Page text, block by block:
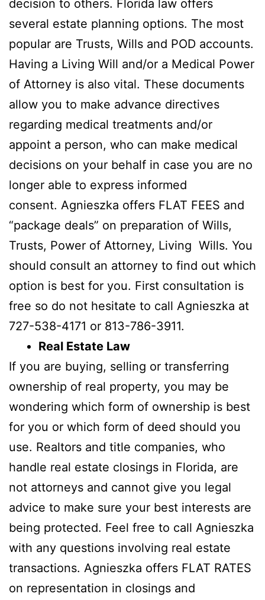
decision to others. Florida law offers
several estate planning options. The most
popular are Trusts, Wills and POD accounts.
Having a Living Will and/or a Medical Power
of Attorney is also vital. These documents
allow you to make advance directives
regarding medical treatments and/or
appoint a person, who can make medical
decisions on your behalf in case you are no
longer able to express informed
consent. Agnieszka offers FLAT FEES and
“package deals” on preparation of Wills,
Trusts, Power of Attorney, Living Wills. You
should consult an attorney to find out which
option is best for you. First consultation is
free so do not hesitate to call Agnieszka at
727-538-4171 or 813-786-3911.
Real Estate Law
If you are buying, selling or transferring
ownership of real property, you may be
wondering which form of ownership is best
for you or which form of deed should you
use. Realtors and title companies, who
handle real estate closings in Florida, are
not attorneys and cannot give you legal
advice to make sure your best interests are
being protected. Feel free to call Agnieszka
with any questions involving real estate
transactions. Agnieszka offers FLAT RATES
on representation in closings and